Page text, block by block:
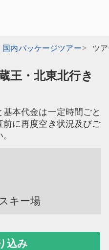
国内パッケージツアー ツ
王・北東北行き
本代金は一定時間ごと
に再度空き状況及びご
キー場
込み